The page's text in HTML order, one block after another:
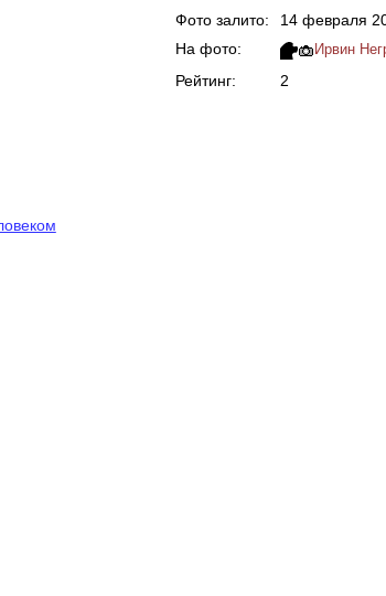
Фото залито:
14 февраля
На фото:
Ирвин
Рейтинг: 2